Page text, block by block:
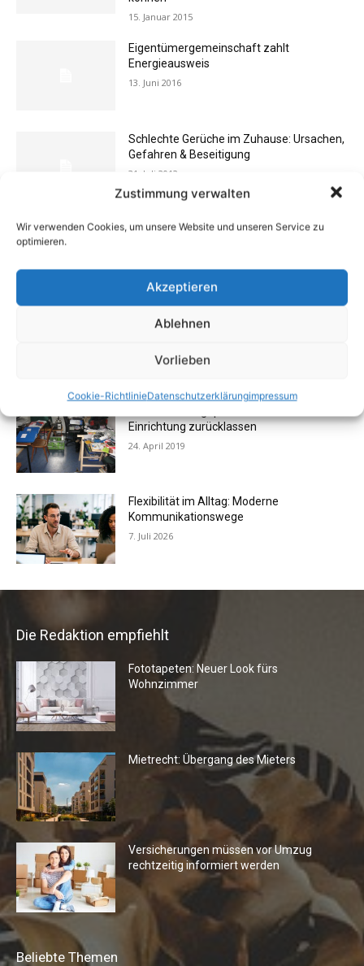
Zustimmung verwalten
Wir verwenden Cookies, um unsere Website und unseren Service zu
optimieren.
Akzeptieren
Ablehnen
Vorlieben
Cookie-RichtlinieDatenschutzerklärungimpressum
15. Januar 2015
Eigentümergemeinschaft zahlt
Energieausweis
13. Juni 2016
Schlechte Gerüche im Zuhause: Ursachen,
Gefahren & Beseitigung
31. Juli 2012
Rechtstipp: Grundbucheinsicht nur bei
Buchtipp: «Oliven»
Einrichtung zurücklassen
24. April 2019
Flexibilität im Alltag: Moderne
Kommunikationswege
7. Juli 2026
Die Redaktion empfiehlt
Fototapeten: Neuer Look fürs
Wohnzimmer
Mietrecht: Übergang des Mieters
Versicherungen müssen vor Umzug
rechtzeitig informiert werden
Beliebte Themen